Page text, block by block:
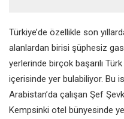
Türkiye’de özellikle son
alanlardan birisi şüphesiz
yerlerinde birçok başarılı
içerisinde yer bulabiliyor. Bu
Arabistan’da çalışan Şef
Kempsinki otel bünyesinde